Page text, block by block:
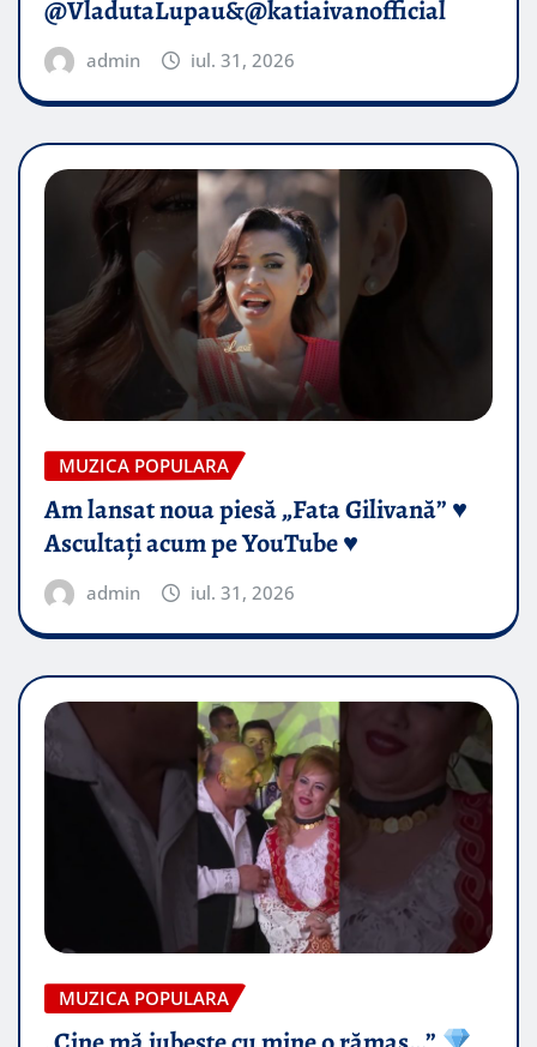
@VladutaLupau&@katiaivanofficial
admin iul. 31, 2026
MUZICA POPULARA
Am lansat noua piesă „Fata Gilivană” ♥️
Ascultați acum pe YouTube ♥️
admin iul. 31, 2026
MUZICA POPULARA